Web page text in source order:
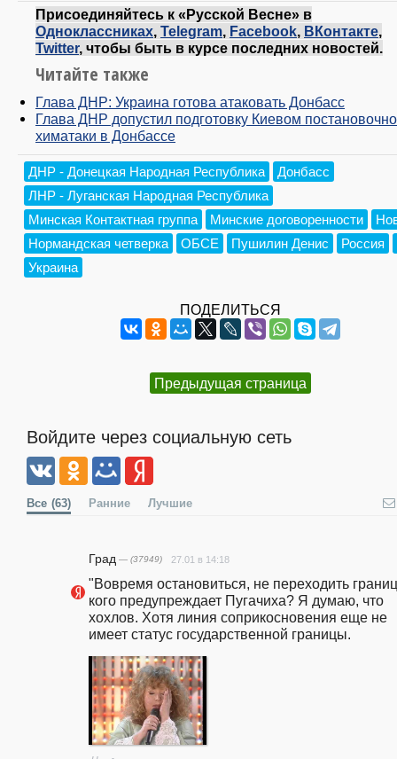
Присоединяйтесь к «Русской Весне» в
Одноклассниках, Telegram, Facebook, ВКонтакте,
Twitter, чтобы быть в курсе последних новостей.
Читайте также
Глава ДНР: Украина готова атаковать Донбасс
Глава ДНР допустил подготовку Киевом
химатаки в Донбассе
ДНР - Донецкая Народная Республика
Донбасс
ЛНР - Луганская Народная Республика
Минская Контактная группа
Минские договоренности
Нормандская четверка
ОБСЕ Пушилин Денис
Россия
Украина
ПОДЕЛИТЬСЯ
Предыдущая страница
Войдите через социальную сеть
Все (63) Ранние Лучшие
Град — (37949) 27.01 в 14:18
"Вовремя остановиться, не переходить
кого предупреждает Пугачиха? Я думаю, что
хохлов. Хотя линия соприкосновения еще не
имеет статус государственной границы.